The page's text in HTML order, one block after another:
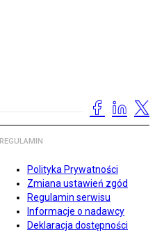
REGULAMIN
Polityka Prywatności
Zmiana ustawień zgód
Regulamin serwisu
Informacje o nadawcy
Deklaracja dostępności